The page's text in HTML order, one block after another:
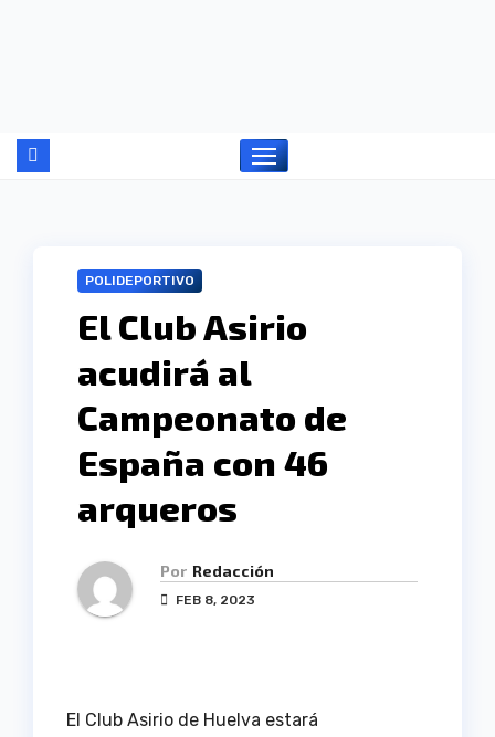
POLIDEPORTIVO
El Club Asirio
acudirá al
Campeonato de
España con 46
arqueros
Por Redacción
FEB 8, 2023
El Club Asirio de Huelva estará